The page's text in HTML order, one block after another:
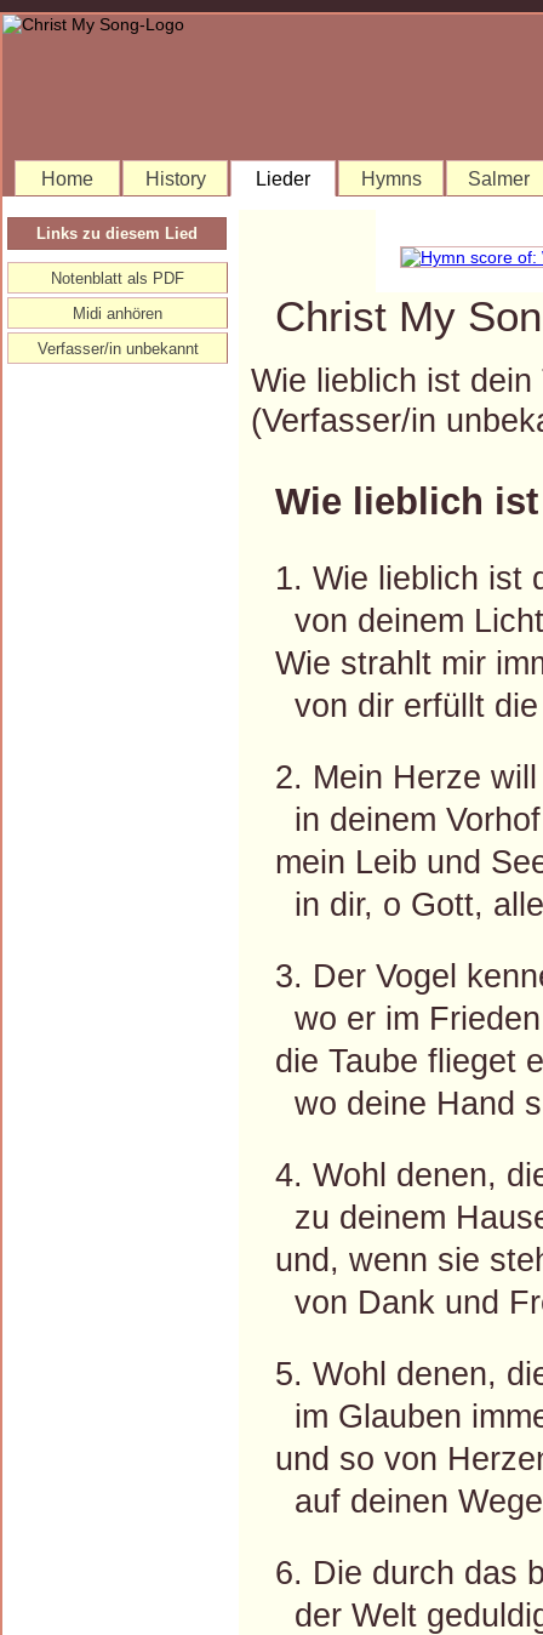
Home History Lieder Hymns Salmer
Christ My
Wie lieblich ist dein
(Verfasser/in
Wie lieblich
1. Wie lieblich ist
von deinem
Wie strahlt mir
von dir erfüllt
2. Mein Herze
in deinem
mein Leib und
in dir, o Gott,
3. Der Vogel
wo er im
die Taube flieget
wo deine Hand
4. Wohl denen,
zu deinem
und, wenn sie
von Dank und
5. Wohl denen,
im Glauben
und so von
auf deinen
6. Die durch das
der Welt
Links zu diesem Lied
Notenblatt als PDF
Midi anhören
Verfasser/in unbekannt